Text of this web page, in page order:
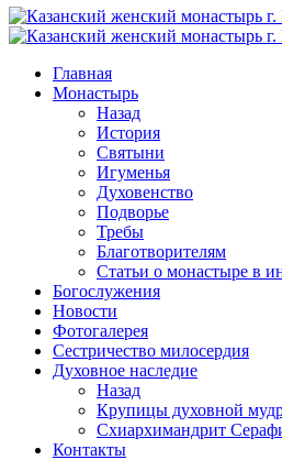
Главная
Монастырь
Назад
История
Святыни
Игуменья
Духовенство
Подворье
Требы
Благотворителям
Статьи о монастыре в
Богослужения
Новости
Фотогалерея
Сестричество милосердия
Духовное наследие
Назад
Крупицы духовной
Схиархимандрит
Контакты